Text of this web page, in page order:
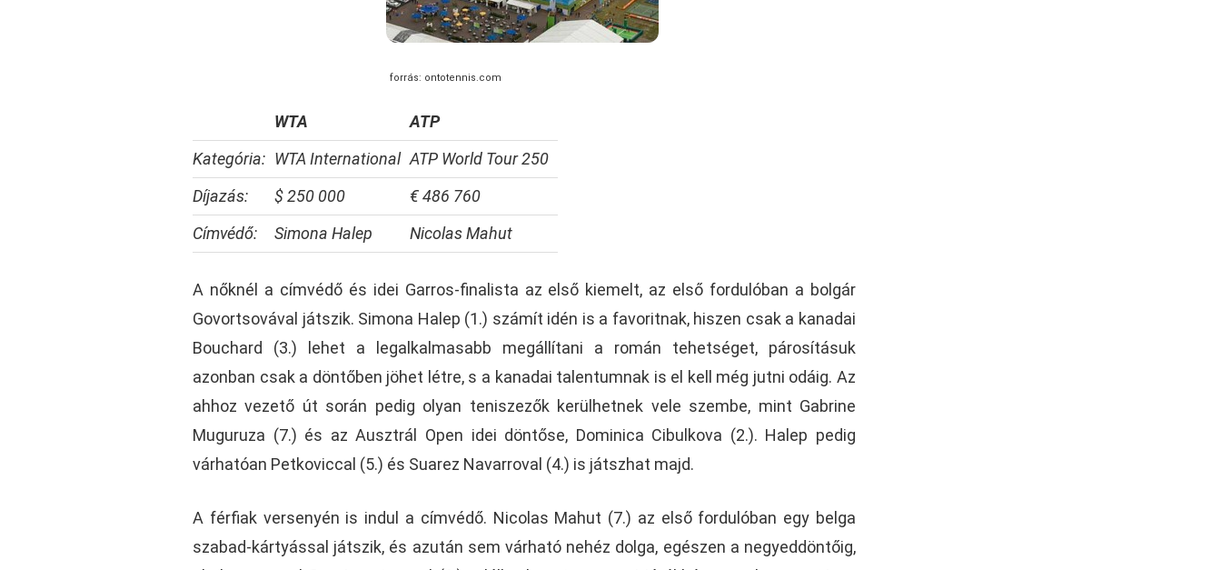
forrás: ontotennis.com
WTA
ATP
Kategória: WTA International ATP World Tour 250
Díjazás:
$ 250 000
€ 486 760
Címvédő:
Simona Halep Nicolas Mahut
A nőknél a címvédő és idei Garros-finalista az első kiemelt, az első fordulóban a bolgár
Govortsovával játszik. Simona Halep (1.) számít idén is a favoritnak, hiszen csak a kanadai
Bouchard (3.) lehet a legalkalmasabb megállítani a román tehetséget, párosításuk
azonban csak a döntőben jöhet létre, s a kanadai talentumnak is el kell még jutni odáig. Az
ahhoz vezető út során pedig olyan teniszezők kerülhetnek vele szembe, mint Gabrine
Muguruza (7.) és az Ausztrál Open idei döntőse, Dominica Cibulkova (2.). Halep pedig
várhatóan Petkoviccal (5.) és Suarez Navarroval (4.) is játszhat majd.
A férfiak versenyén is indul a címvédő. Nicolas Mahut (7.) az első fordulóban egy belga
szabad-kártyással játszik, és azután sem várható nehéz dolga, egészen a negyeddöntőig,